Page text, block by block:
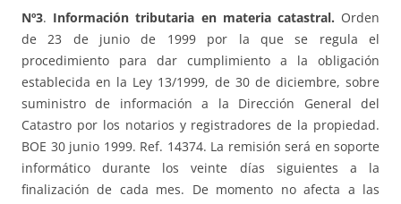
Nº3. Información tributaria en materia catastral. Orden
de 23 de junio de 1999 por la que se regula el
procedimiento para dar cumplimiento a la obligación
establecida en la Ley 13/1999, de 30 de diciembre, sobre
suministro de información a la Dirección General del
Catastro por los notarios y registradores de la propiedad.
BOE 30 junio 1999. Ref. 14374. La remisión será en soporte
informático durante los veinte días siguientes a la
finalización de cada mes. De momento no afecta a las